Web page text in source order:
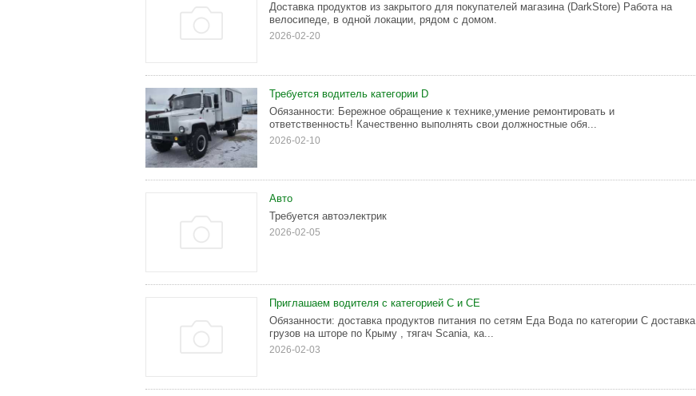
Доставка продуктов из закрытого для покупателей магазина (DarkStore) Работа на
велосипеде, в одной локации, рядом с домом.
2026-02-20
Требуется водитель категории D
Обязанности: Бережное обращение к технике,умение ремонтировать и
ответственность! Качественно выполнять свои должностные обя...
2026-02-10
Авто
Требуется автоэлектрик
2026-02-05
Приглашаем водителя с категорией С и СЕ
Обязанности: доставка продуктов питания по сетям Еда Вода по категории С доставка
грузов на шторе по Крыму , тягач Scania, ка...
2026-02-03